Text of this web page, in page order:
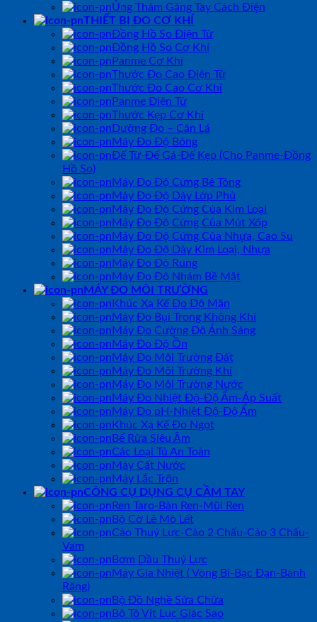
Ủng Thảm Găng Tay Cách Điện
THIẾT BỊ ĐO CƠ KHÍ
Đồng Hồ So Điện Tử
Đồng Hồ So Cơ Khí
Panme Cơ Khí
Thước Đo Cao Điện Tử
Thước Đo Cao Cơ Khí
Panme Điện Tử
Thước Kẹp Cơ Khí
Dưỡng Đo – Căn Lá
Máy Đo Độ Bóng
Đế Từ-Đế Gá-Đế Kẹp (Cho Panme-Đồng
Hồ So)
Máy Đo Độ Cứng Bê Tông
Máy Đo Độ Dày Lớp Phủ
Máy Đo Độ Cứng Của Kim Loại
Máy Đo Độ Cứng Của Mút Xốp
Máy Đo Độ Cứng Của Nhựa, Cao Su
Máy Đo Độ Dày Kim Loại, Nhựa
Máy Đo Độ Rung
Máy Đo Độ Nhám Bề Mặt
MÁY ĐO MÔI TRƯỜNG
Khúc Xạ Kế Đo Độ Mặn
Máy Đo Bụi Trong Không Khí
Máy Đo Cường Độ Ánh Sáng
Máy Đo Độ Ồn
Máy Đo Môi Trường Đất
Máy Đo Môi Trường Khí
Máy Đo Môi Trường Nước
Máy Đo Nhiệt Độ-Độ Ẩm-Áp Suất
Máy Đo pH-Nhiệt Độ-Độ Ẩm
Khúc Xạ Kế Đo Ngọt
Bể Rửa Siêu Âm
Các Loại Tủ An Toàn
Máy Cất Nước
Máy Lắc Trộn
CÔNG CỤ DỤNG CỤ CẦM TAY
Ren Taro-Bàn Ren-Mũi Ren
Bộ Cờ Lê Mỏ Lết
Cảo Thuỷ Lực-Cảo 2 Chấu-Cảo 3 Chấu-
Vam
Bơm Dầu Thuỷ Lực
Máy Gia Nhiệt ( Vòng Bi-Bạc Đạn-Bánh
Răng)
Bộ Đồ Nghề Sửa Chữa
Bộ Tô Vít Lục Giác Sao